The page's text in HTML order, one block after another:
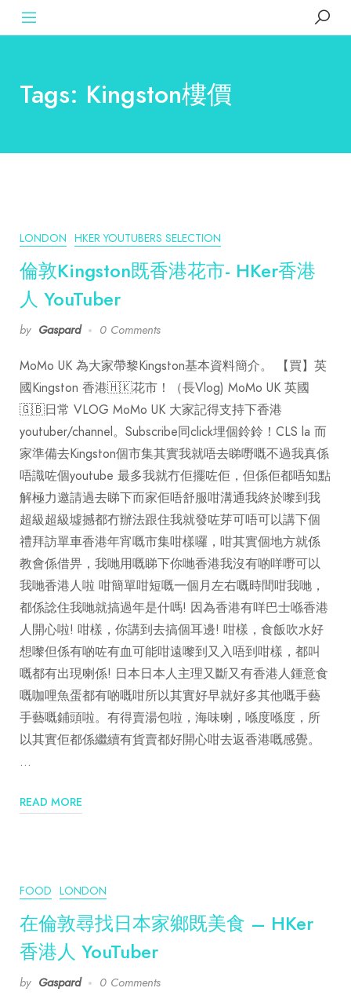
Tags: Kingston樓價
LONDON HKER YOUTUBERS SELECTION
倫敦Kingston既香港花市- HKer香港
人 YouTuber
by Gaspard 0 Comments
MoMo UK 為大家帶黎Kingston基本資料簡介。 【買】英
國Kingston 香港🇭🇰花市！（長Vlog) MoMo UK 英國
🇬🇧日常 VLOG MoMo UK 大家記得支持下香港
youtuber/channel。Subscribe同click埋個鈴鈴！CLS la 而
家準備去Kingston個市集其實我就唔去睇嘢嘅不過我真係
唔識咗個youtube 最多我就冇佢擺咗佢，但係佢都唔知點
解極力邀請過去睇下而家佢唔舒服咁溝通我終於嚟到我
超級超級墟撼都冇辦法跟住我就發咗芽可唔可以講下個
禮拜訪單車香港年宵嘅市集咁樣囉，咁其實個地方就係
教會係借畀，我哋用嘅睇下你哋香港我沒有啲咩嘢可以
我哋香港人啦 咁簡單咁短嘅一個月左右嘅時間咁我哋，
都係諗住我哋就搞過年是什嗎! 因為香港有咩巴士喺香港
人開心啦! 咁樣，你講到去搞個耳邊! 咁樣，食飯吹水好
想嚟但係有啲咗有血可能咁遠嚟到又入唔到咁樣，都叫
嘅都有出現喇係! 日本日本人主理又斷又有香港人鍾意食
嘅咖哩魚蛋都有啲嘅咁所以其實好早就好多其他嘅手藝
手藝嘅鋪頭啦。有得賣湯包啦，海味喇，喺度喺度，所
以其實佢都係繼續有貨賣都好開心咁去返香港嘅感覺。
…
READ MORE
FOOD LONDON
在倫敦尋找日本家鄉既美食 – HKer
香港人 YouTuber
by Gaspard 0 Comments